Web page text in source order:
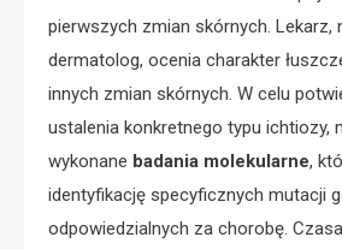
pierwszych zmian skórnych. Lekarz,
dermatolog, ocenia charakter
innych zmian skórnych. W celu
ustalenia konkretnego typu ichtiozy,
wykonane badania molekularne,
identyfikację specyficznych mutacji
odpowiedzialnych za chorobę.